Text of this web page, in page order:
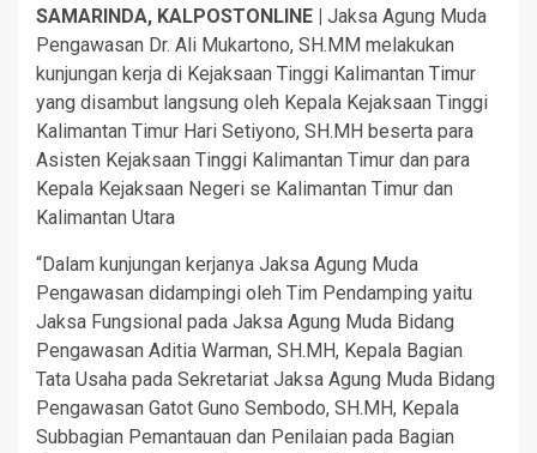
SAMARINDA, KALPOSTONLINE |
Jaksa Agung Muda
Pengawasan Dr. Ali Mukartono, SH.MM melakukan
kunjungan kerja di Kejaksaan Tinggi Kalimantan Timur
yang disambut langsung oleh Kepala Kejaksaan Tinggi
Kalimantan Timur Hari Setiyono, SH.MH beserta para
Asisten Kejaksaan Tinggi Kalimantan Timur dan para
Kepala Kejaksaan Negeri se Kalimantan Timur dan
Kalimantan Utara
“Dalam kunjungan kerjanya Jaksa Agung Muda
Pengawasan didampingi oleh Tim Pendamping yaitu
Jaksa Fungsional pada Jaksa Agung Muda Bidang
Pengawasan Aditia Warman, SH.MH, Kepala Bagian
Tata Usaha pada Sekretariat Jaksa Agung Muda Bidang
Pengawasan Gatot Guno Sembodo, SH.MH, Kepala
Subbagian Pemantauan dan Penilaian pada Bagian